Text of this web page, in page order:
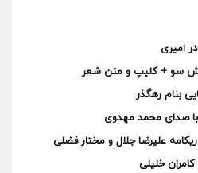
امیری
سو + کلیپ و متن شعر
بنام رهگذر
با صدای محمد مهدوی
علیرضا جلال و مختار فضلی
خلیلی